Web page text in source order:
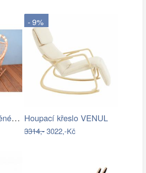
Vingo Dětské proutěné houpací křeslo
- 9%
Houpací křeslo VENUL
3314,-3022,-Kč